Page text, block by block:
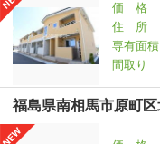
価 格
住 所
専有面積
間取り
福島県南相馬市原町